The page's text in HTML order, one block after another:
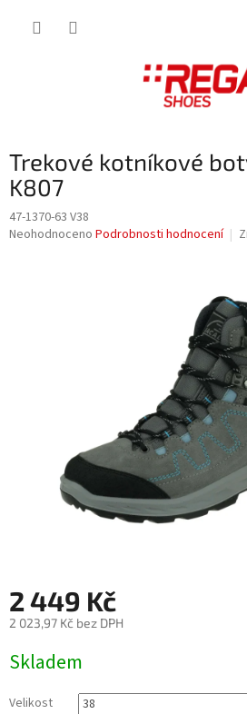
Trekové kotníkové
K807
47-1370-63 V38
Průměrné
Neohodnoceno Podrobnosti hodnocení
2 449 Kč
2 023,97 Kč bez DPH
cena:
Skladem
Velikost